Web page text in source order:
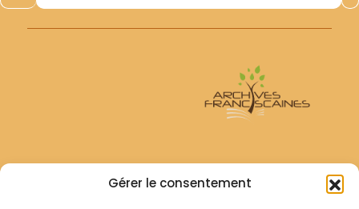
Gérer le consentement
Archives Franciscaines